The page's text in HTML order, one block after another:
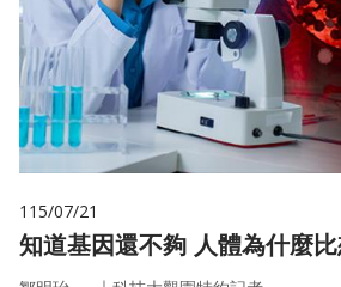
115/07/21
知道基因還不夠 人